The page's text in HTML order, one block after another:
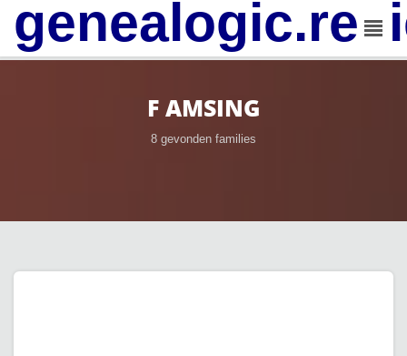
F AMSING
8 gevonden families